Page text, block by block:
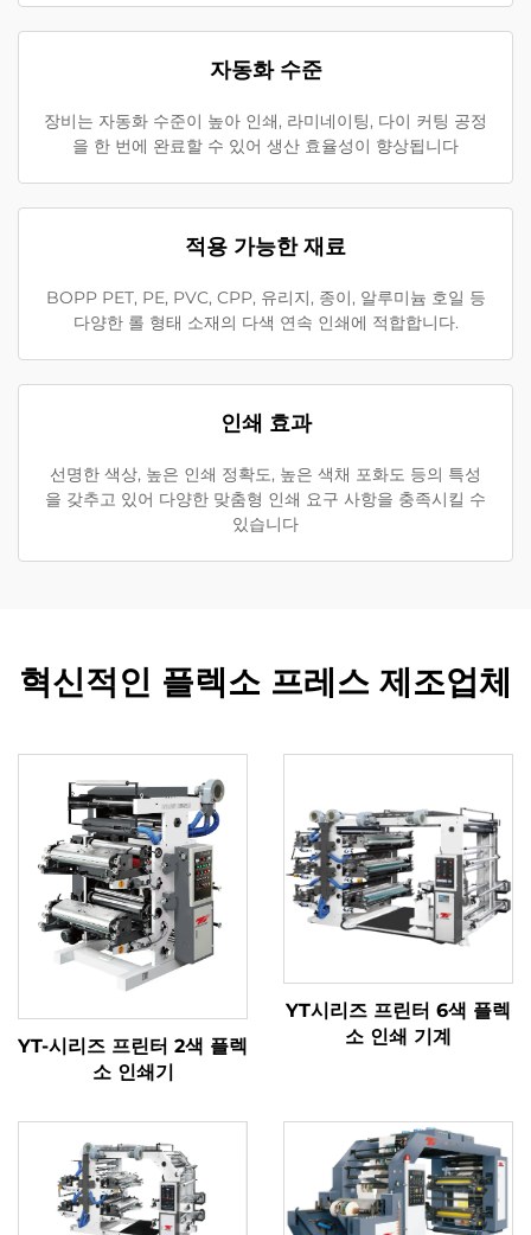
자동화 수준
장비는 자동화 수준이 높아 인쇄, 라미네이팅, 다이 커팅 공정
을 한 번에 완료할 수 있어 생산 효율성이 향상됩니다
적용 가능한 재료
BOPP PET, PE, PVC, CPP, 유리지, 종이, 알루미늄 호일 등
다양한 롤 형태 소재의 다색 연속 인쇄에 적합합니다.
인쇄 효과
선명한 색상, 높은 인쇄 정확도, 높은 색채 포화도 등의 특성
을 갖추고 있어 다양한 맞춤형 인쇄 요구 사항을 충족시킬 수
있습니다
혁신적인 플렉소 프레스 제조업체
YT-시리즈 프린터 2색 플렉
소 인쇄기
YT시리즈 프린터 6색 플렉
소 인쇄 기계